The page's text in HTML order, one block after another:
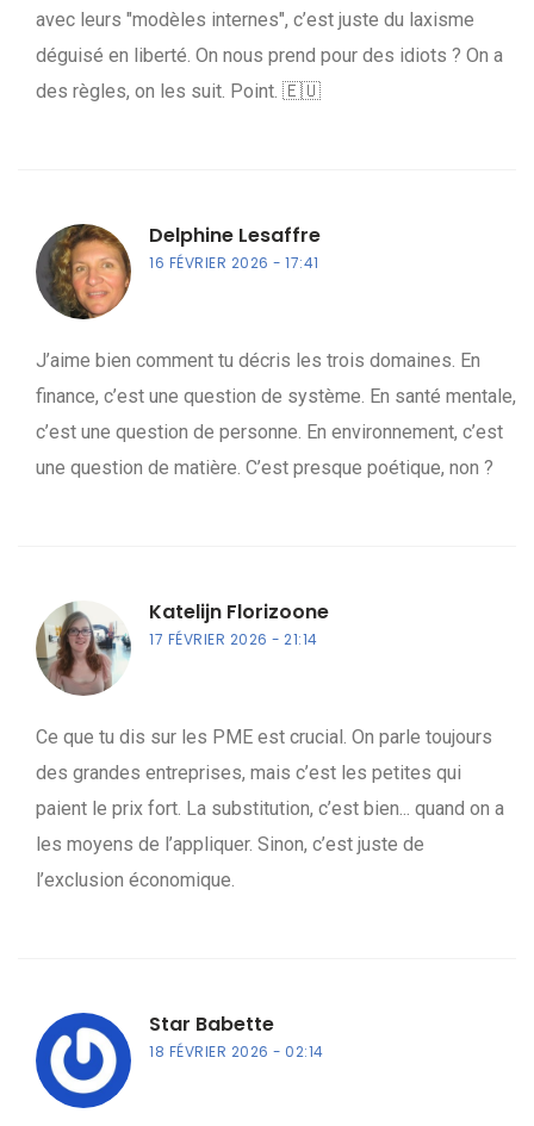
avec leurs "modèles internes", c’est juste du laxisme
déguisé en liberté. On nous prend pour des idiots ? On a
des règles, on les suit. Point. 🇪🇺
Delphine Lesaffre
16 FÉVRIER 2026 17:41
J’aime bien comment tu décris les trois domaines. En
finance, c’est une question de système. En santé mentale,
c’est une question de personne. En environnement, c’est
une question de matière. C’est presque poétique, non ?
Katelijn Florizoone
17 FÉVRIER 2026 21:14
Ce que tu dis sur les PME est crucial. On parle toujours
des grandes entreprises, mais c’est les petites qui
paient le prix fort. La substitution, c’est bien... quand on a
les moyens de l’appliquer. Sinon, c’est juste de
l’exclusion économique.
Star Babette
18 FÉVRIER 2026 02:14